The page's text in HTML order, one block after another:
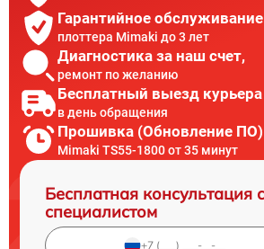
Гарантийное обслуживание
плоттера Mimaki до 3 лет
Диагностика за наш счет,
ремонт по желанию
Бесплатный выезд курьера
в день обращения
Прошивка (Обновление ПО)
Mimaki TS55-1800 от 35 минут
Бесплатная консультация
специалистом